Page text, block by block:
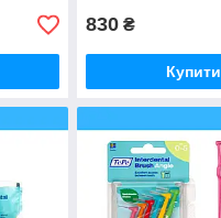
830 ₴
Купити